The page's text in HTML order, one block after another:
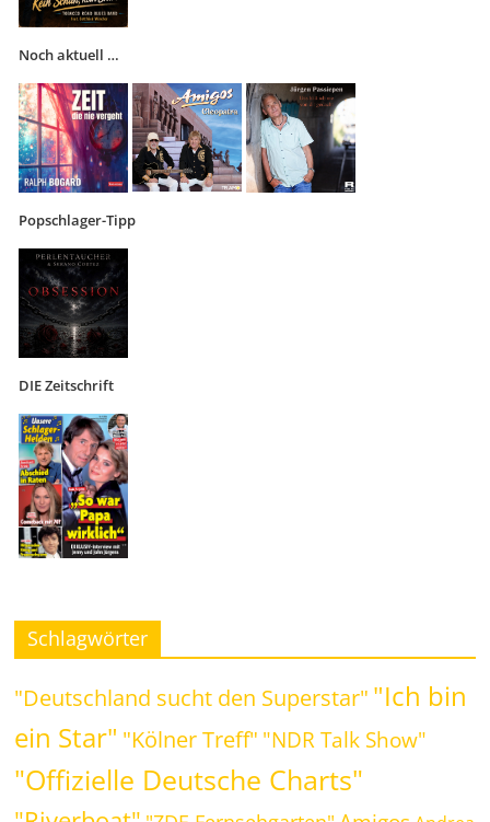
Noch aktuell …
Popschlager-Tipp
DIE Zeitschrift
Schlagwörter
"Deutschland sucht den Superstar" "Ich bin
ein Star" "Kölner Treff" "NDR Talk Show"
"Offizielle Deutsche Charts"